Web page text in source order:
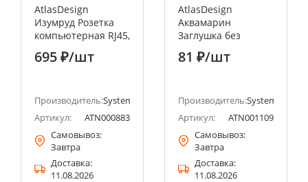
(ранее Schneider Electric)
AtlasDesign
Изумруд Розетка
компьютерная RJ45,
кат. 5Е Systeme
Electric (Schneider
695 ₽/шт
Производитель:Systeme Electric (ранее Schneider Electric)
Артикул:
ATN000883
Самовывоз:
Завтра
Доставка:
11.08.2026
AtlasDesign
Аквамарин
Заглушка без
суппорта для
многопостовых
Electric)
81 ₽/шт
Производитель:Systeme
Артикул:
ATN001109
Самовывоз:
Завтра
Доставка:
11.08.2026